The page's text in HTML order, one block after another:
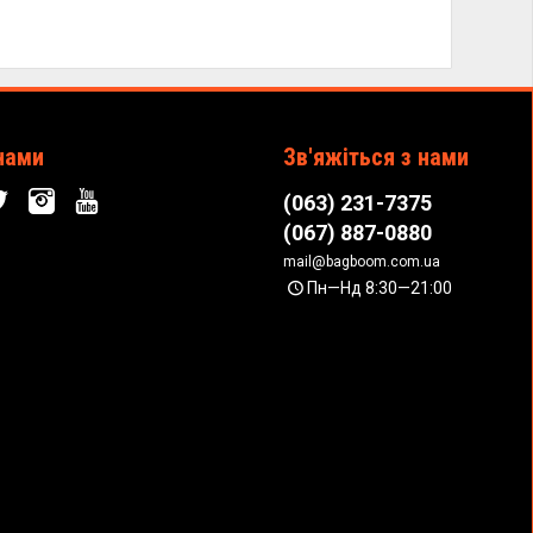
Зв'яжіться з нами
(063) 231-7375
(067) 887-0880
mail@bagboom.com.ua
Пн—Нд 8:30—21:00